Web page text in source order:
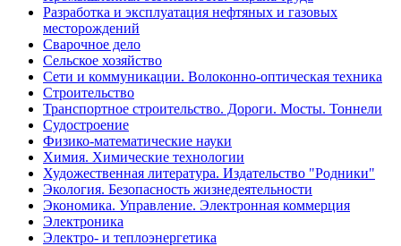
Разработка и эксплуатация нефтяных и газовых
месторождений
Сварочное дело
Сельское хозяйство
Сети и коммуникации. Волоконно-оптическая техника
Строительство
Транспортное строительство. Дороги. Мосты. Тоннели
Судостроение
Физико-математические науки
Химия. Химические технологии
Художественная литература. Издательство "Родники"
Экология. Безопасность жизнедеятельности
Экономика. Управление. Электронная коммерция
Электроника
Электро- и теплоэнергетика